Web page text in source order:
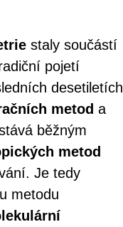
staly součástí
pojetí
desetiletích
metod a
běžným
metod
Je tedy
metodu